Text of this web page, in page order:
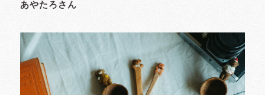
あやたろさん